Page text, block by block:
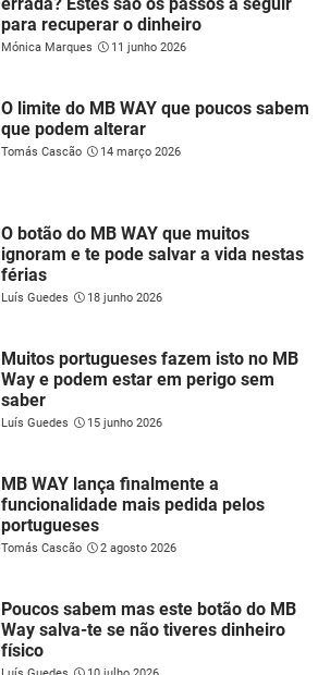
para recuperar o dinheiro
Mónica Marques 11 junho 2026
O limite do MB WAY que poucos sabem
que podem alterar
Tomás Cascão 14 março 2026
O botão do MB WAY que muitos
ignoram e te pode salvar a vida nestas
férias
Luís Guedes 18 junho 2026
Muitos portugueses fazem isto no MB
Way e podem estar em perigo sem
saber
Luís Guedes 15 junho 2026
MB WAY lança finalmente a
funcionalidade mais pedida pelos
portugueses
Tomás Cascão 2 agosto 2026
Poucos sabem mas este botão do MB
Way salva-te se não tiveres dinheiro
físico